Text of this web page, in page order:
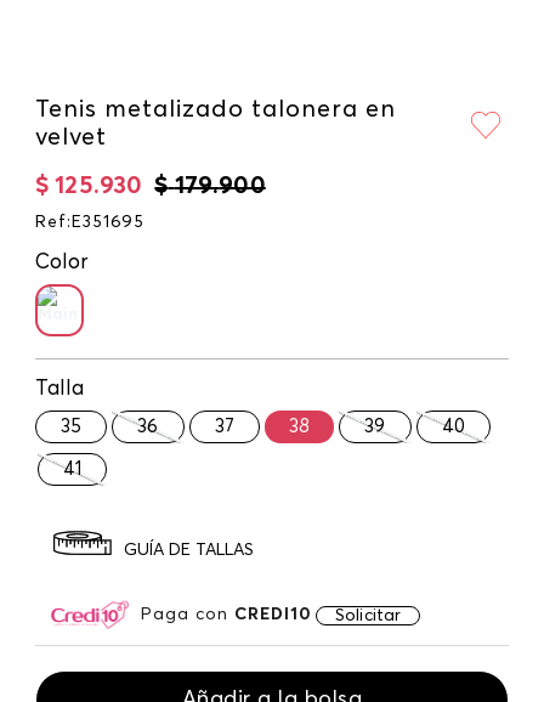
Tenis metalizado talonera en
velvet
$ 179.900
$ 125.930
Ref : E351695
Color
Talla
35 36 37 38 39 40
41
GUÍA DE TALLAS
Paga con CREDI10 Solicitar